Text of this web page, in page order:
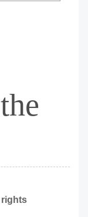
rights